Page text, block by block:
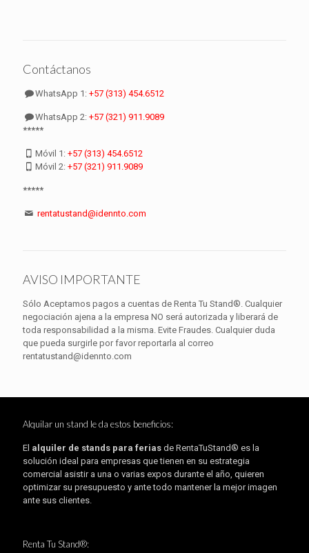
Contáctanos
WhatsApp 1:+57 (313) 454.6512
WhatsApp 2:+57 (321) 911.9089
*****
Móvil 1:+57 (313) 454.6512
Móvil 2:+57 (321) 911.9089
*****
rentatustand@idennto.com
AVISO IMPORTANTE
Sólo Aceptamos pagos a cuentas de Renta Tu Stand®. Cualquier
negociación ajena a la empresa NO será autorizada y liberará de
toda responsabilidad a la misma. Evite Fraudes. Cualquier duda
que pueda surgirle por favor reportarla al correo
rentatustand@idennto.com
Alquilar un stand le da estos beneficios:
El alquiler de stands para ferias de RentaTuStand® es la
solución ideal para empresas que tienen en su estrategia
comercial asistir a una o varias expos durante el año, quieren
optimizar su presupuesto y ante todo mantener la mejor imagen
ante sus clientes.
Renta Tu Stand®: